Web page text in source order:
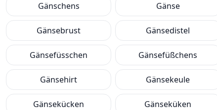
Gänschens Gänse
Gänsebrust Gänsedistel
Gänsefüsschen Gänsefüßchens
Gänsehirt Gänsekeule
Gänsekücken Gänseküken